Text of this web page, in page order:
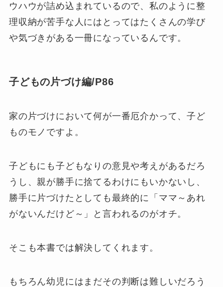
ウハウが詰め込まれているので、私のように整
理収納が苦手な人にはとってはたくさんの学び
や気づきがある一冊になっているんです。
子どもの片づけ編/P86
家の片づけにおいて何が一番厄介かって、子ど
ものモノですよ。
子どもにも子どもなりの意見や考えがあるだろ
うし、親が勝手に捨てるわけにもいかないし、
勝手に片づけたとしても最終的に「ママ～あれ
がないんだけど～」と言われるのがオチ。
そこも本書では解決してくれます。
もちろん幼児にはまだその判断は難しいだろう